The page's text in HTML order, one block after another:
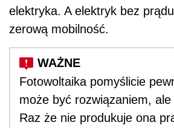
elektryka. A elektryk bez
zerową mobilność.
Fotowoltaika pomyślicie
może być rozwiązaniem,
Raz że nie produkuje ona